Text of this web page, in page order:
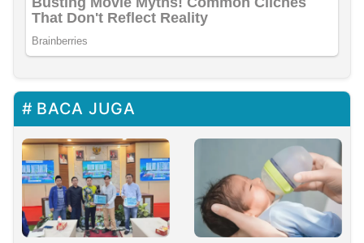
BACA JUGA